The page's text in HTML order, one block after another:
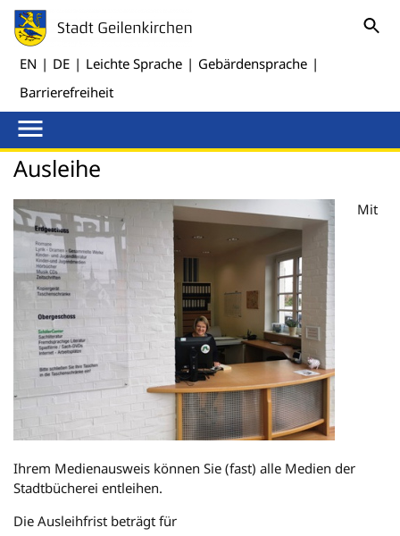
EN | DE | Leichte Sprache | Gebärdensprache |
Barrierefreiheit
Ausleihe
Mit
Ihrem Medienausweis können Sie (fast) alle Medien der
Stadtbücherei entleihen.
Die Ausleihfrist beträgt für